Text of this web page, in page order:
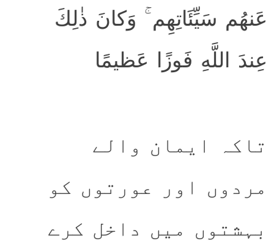
عَنهُم سَيِّئَاتِهِم ۚ وَكانَ ذٰلِكَ
عِندَ اللَّهِ فَوزًا عَظيمًا
تاکہ ایمان والے
مردوں اور عورتوں کو
بہشتوں میں داخل کرے